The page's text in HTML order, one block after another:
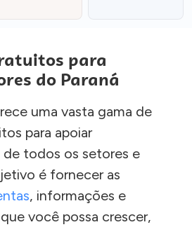
para
do Paraná
uma vasta gama de
para apoiar
todos os setores e
é fornecer as
, informações e
você possa crescer,